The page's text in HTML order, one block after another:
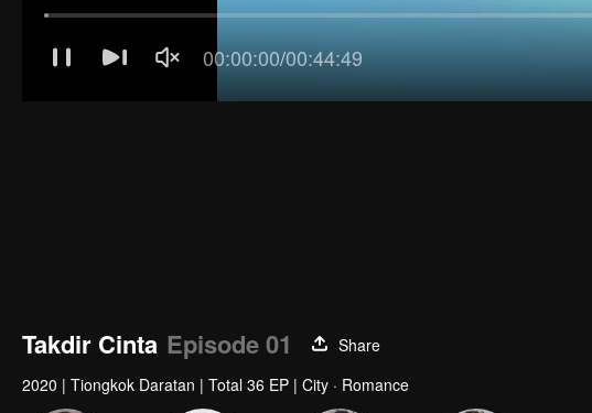
Takdir Cinta Episode 01
Share
2020 | Tiongkok Daratan | Total 36 EP | City · Romance